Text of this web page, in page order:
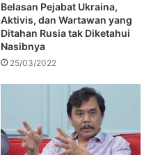
Belasan Pejabat Ukraina,
Aktivis, dan Wartawan yang
Ditahan Rusia tak Diketahui
Nasibnya
25/03/2022